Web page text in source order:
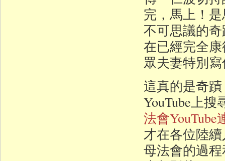
完，馬上！
不可思議的
在已經完全
眾夫妻特別
這真的是奇
YouTube上
法會YouTube
才在各位陸
母法會的過